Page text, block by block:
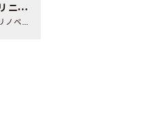
ニュ
100%オーダー型のワンストップリノベーションを提供する株式..